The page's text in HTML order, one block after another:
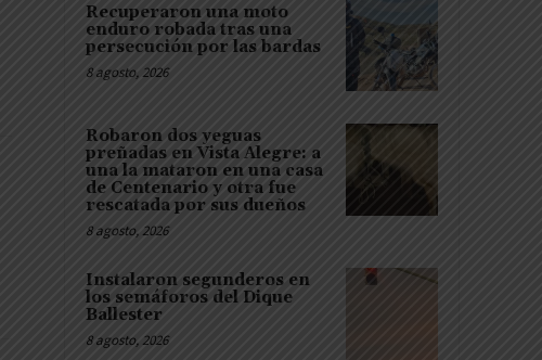
Recuperaron una moto
enduro robada tras una
persecución por las bardas
8 agosto, 2026
Robaron dos yeguas
preñadas en Vista Alegre: a
una la mataron en una casa
de Centenario y otra fue
rescatada por sus dueños
8 agosto, 2026
Instalaron segunderos en
los semáforos del Dique
Ballester
8 agosto, 2026